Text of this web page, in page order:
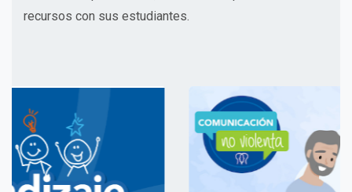
recursos con sus estudiantes.